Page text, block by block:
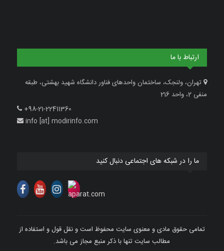
ارتباط با ما
تهران، ولنجک، ساختمان واحدهای فناور دانشگاه شهید بهشتی، طبقه
منفی 2، واحد 216
+98-21-22411360
info [at] modirinfo.com
ما را در شبکه های اجتماعی دنبال کنید
تمامی حقوق مادی و معنوی سایت محفوظ است و نقل قول و استفاده از
مطالب سایت تنها با ذکر منبع مجاز می باشد.